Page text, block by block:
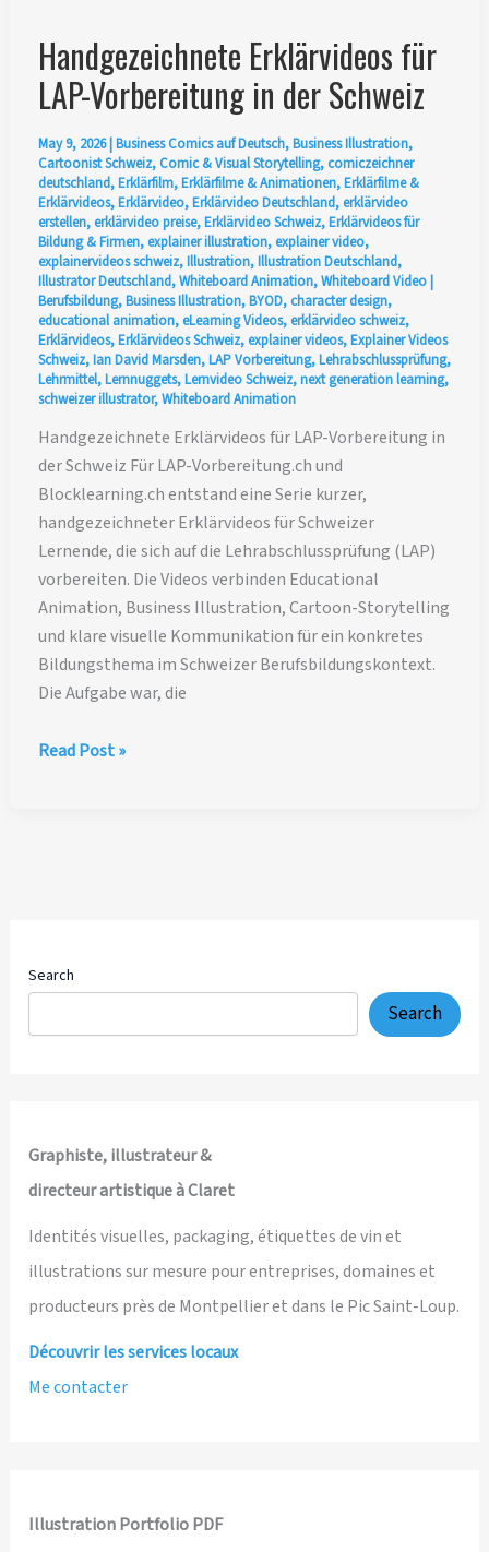
Handgezeichnete Erklärvideos für
LAP-Vorbereitung in der Schweiz
May 9, 2026|Business Comics auf Deutsch,Business Illustration,
Cartoonist Schweiz, Comic & Visual Storytelling, comiczeichner
deutschland,Erklärfilm,Erklärfilme & Animationen,Erklärfilme &
Erklärvideos,Erklärvideo,Erklärvideo Deutschland, erklärvideo
erstellen, erklärvideo preise,Erklärvideo Schweiz,Erklärvideos für
Bildung & Firmen, explainer illustration, explainer video,
explainervideos schweiz,Illustration,Illustration Deutschland,
Illustrator Deutschland,Whiteboard Animation,Whiteboard Video|
Berufsbildung,Business Illustration,BYOD, character design,
educational animation, eLearning Videos, erklärvideo schweiz,
Erklärvideos,Erklärvideos Schweiz, explainer videos,Explainer Videos
Schweiz,Ian David Marsden,LAP Vorbereitung,Lehrabschlussprüfung,
Lehrmittel,Lernnuggets,Lernvideo Schweiz,next generation learning,
schweizer illustrator,Whiteboard Animation
Handgezeichnete Erklärvideos für LAP-Vorbereitung in
der Schweiz Für LAP-Vorbereitung.ch und
Blocklearning.ch entstand eine Serie kurzer,
handgezeichneter Erklärvideos für Schweizer
Lernende, die sich auf die Lehrabschlussprüfung (LAP)
vorbereiten. Die Videos verbinden Educational
Animation, Business Illustration, Cartoon-Storytelling
und klare visuelle Kommunikation für ein konkretes
Bildungsthema im Schweizer Berufsbildungskontext.
Die Aufgabe war, die
Handgezeichnete
Read Post »
Search
Search
Graphiste, illustrateur &
directeur artistique à Claret
Identités visuelles, packaging, étiquettes de vin et
illustrations sur mesure pour entreprises, domaines et
producteurs près de Montpellier et dans le Pic Saint-Loup.
Découvrir les services locaux
Me contacter
Illustration Portfolio PDF